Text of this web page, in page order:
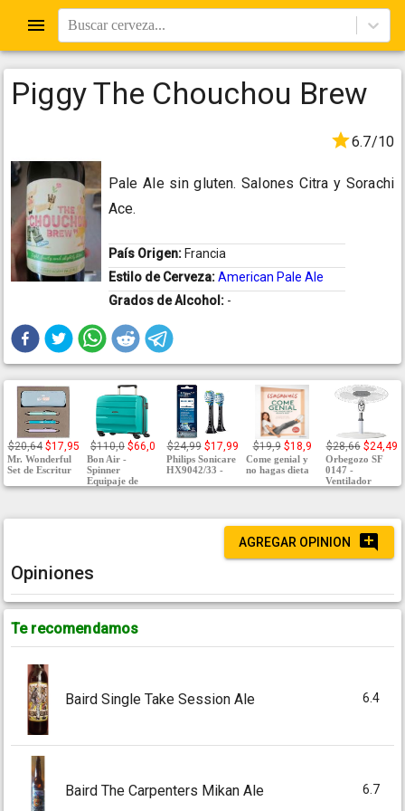
Buscar cerveza...
Piggy The Chouchou Brew
6.7/10
Pale Ale sin gluten. Salones Citra y Sorachi
Ace.
País Origen: Francia
Estilo de Cerveza:American Pale Ale
Grados de Alcohol: -
$20,64 $17,95
Mr. Wonderful
Set de Escritur
$110,0 $66,0
Bon Air -
Spinner
Equipaje de
$24,99 $17,99
Philips Sonicare
HX9042/33 -
$19,9 $18,9
Come genial y
no hagas dieta
$28,66 $24,49
Orbegozo SF
0147 -
Ventilador
AGREGAR OPINION
Opiniones
Te recomendamos
Baird Single Take Session Ale 6.4
Baird The Carpenters Mikan Ale 6.7